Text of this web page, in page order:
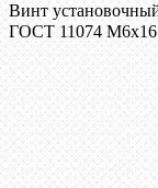
Винт
ГОСТ 11074 М6x16